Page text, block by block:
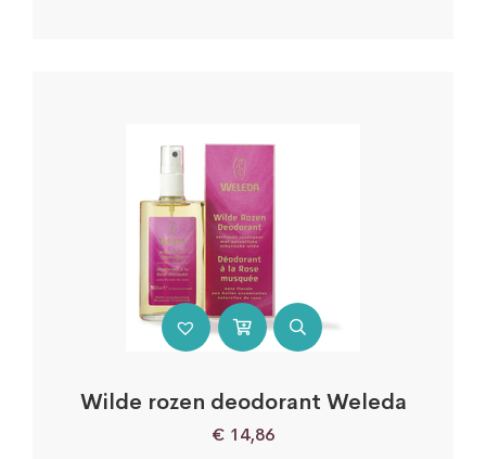
Wilde rozen deodorant Weleda
€ 14,86